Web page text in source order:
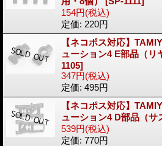
154円(税込)
定価: 220円
【ネコポス対応】
ューション4 E部品（リ
1105]
347円(税込)
定価: 495円
【ネコポス対応】
ューション4 D部品（サ
539円(税込)
定価: 770円